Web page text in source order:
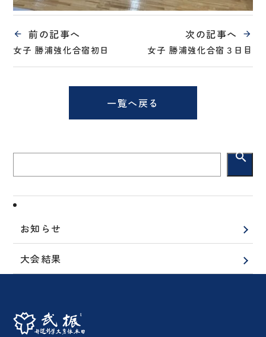
前の記事へ
女子 勝浦強化合宿初日
次の記事へ
女子 勝浦強化合宿３日目
一覧へ戻る
search
お知らせ
大会結果